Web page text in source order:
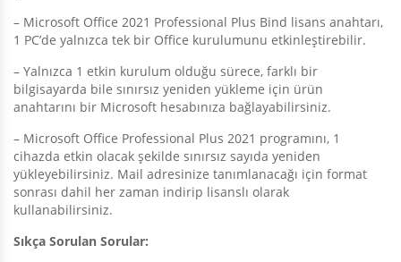
– Microsoft Office 2021 Professional Plus Bind lisans anahtarı,
1 PC’de yalnızca tek bir Office kurulumunu etkinleştirebilir.
– Yalnızca 1 etkin kurulum olduğu sürece, farklı bir
bilgisayarda bile sınırsız yeniden yükleme için ürün
anahtarını bir Microsoft hesabınıza bağlayabilirsiniz.
– Microsoft Office Professional Plus 2021 programını, 1
cihazda etkin olacak şekilde sınırsız sayıda yeniden
yükleyebilirsiniz. Mail adresinize tanımlanacağı için format
sonrası dahil her zaman indirip lisanslı olarak
kullanabilirsiniz.
Sıkça Sorulan Sorular: